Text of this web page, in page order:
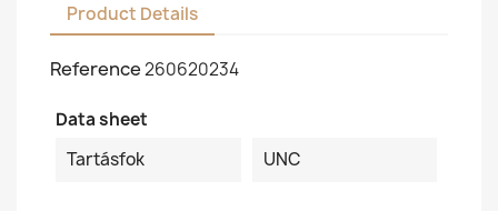
Product Details
Reference260620234
Data sheet
Tartásfok
UNC